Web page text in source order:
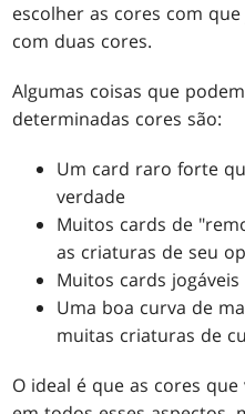
escolher as cores com
com duas cores.
Algumas coisas que
determinadas cores são:
Um card raro forte
verdade
Muitos cards de
as criaturas de seu
Muitos cards
Uma boa curva de
muitas criaturas de
O ideal é que as cores